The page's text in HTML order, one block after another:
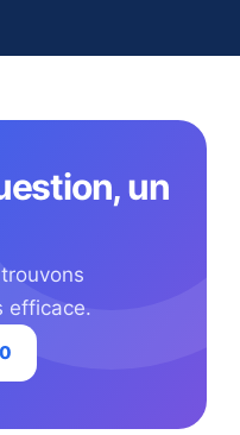
un
efficace.